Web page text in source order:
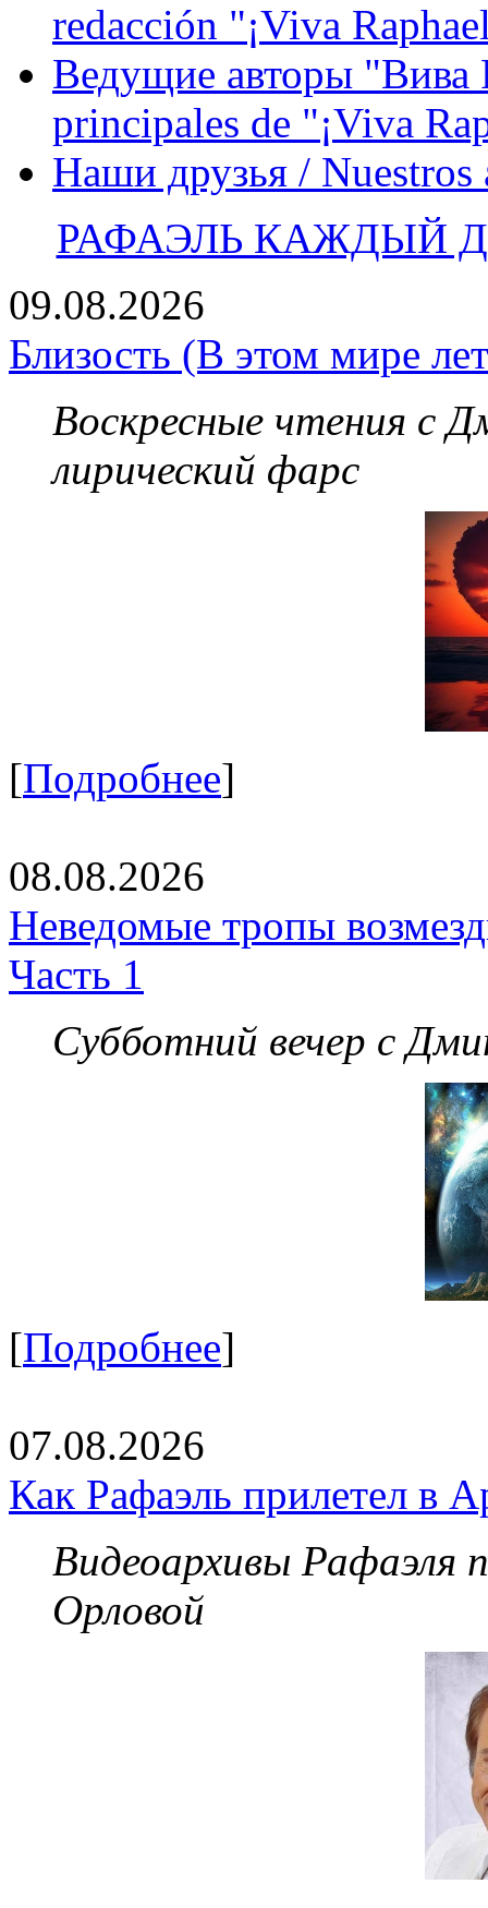
redacción "¡Viva
Ведущие авторы "Вива
principales de "¡Viva
Наши друзья / Nuestros
РАФАЭЛЬ КАЖДЫЙ
09.08.2026
Близость (В этом мире
Воскресные чтения с
лирический фарс
[Подробнее]
08.08.2026
Неведомые тропы
Часть 1
Субботний вечер с
[Подробнее]
07.08.2026
Как Рафаэль прилетел в
Видеоархивы Рафаэля
Орловой